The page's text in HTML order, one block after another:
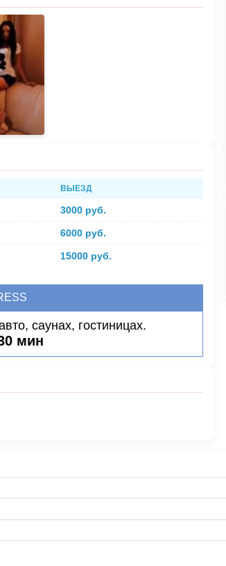
ВЫЕЗД
3000 руб.
6000 руб.
15000 руб.
саунах, гостиницах.
мин